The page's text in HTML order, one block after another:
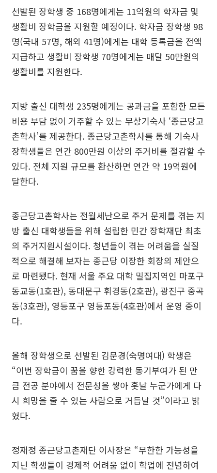
선발된 장학생 중 168명에게는 11억원의 학자금 및
생활비 장학금을 지원할 예정이다. 학자금 장학생 98
명(국내 57명, 해외 41명)에게는 대학 등록금을 전액
지급하고 생활비 장학생 70명에게는 매달 50만원의
생활비를 지원한다.
지방 출신 대학생 235명에게는 공과금을 포함한 모든
비용 부담 없이 거주할 수 있는 무상기숙사 ‘종근당고
촌학사’를 제공한다. 종근당고촌학사를 통해 기숙사
장학생들은 연간 800만원 이상의 주거비를 절감할 수
있다. 전체 지원 규모를 환산하면 연간 약 19억원에
달한다.
종근당고촌학사는 전월세난으로 주거 문제를 겪는 지
방 출신 대학생들을 위해 설립한 민간 장학재단 최초
의 주거지원시설이다. 청년들이 겪는 어려움을 실질
적으로 해결해 보자는 종근당 이장한 회장의 제안으
로 마련됐다. 현재 서울 주요 대학 밀집지역인 마포구
동교동(1호관), 동대문구 휘경동(2호관), 광진구 중곡
동(3호관), 영등포구 영등포동(4호관)에서 운영 중이
다.
올해 장학생으로 선발된 김문경(숙명여대) 학생은
“이번 장학금이 꿈을 향한 강력한 동기부여가 된 만
큼 전공 분야에서 전문성을 쌓아 훗날 누군가에게 다
시 희망을 줄 수 있는 사람으로 거듭날 것”이라고 밝
혔다.
정재정 종근당고촌재단 이사장은 “무한한 가능성을
지닌 학생들이 경제적 어려움 없이 학업에 전념하여